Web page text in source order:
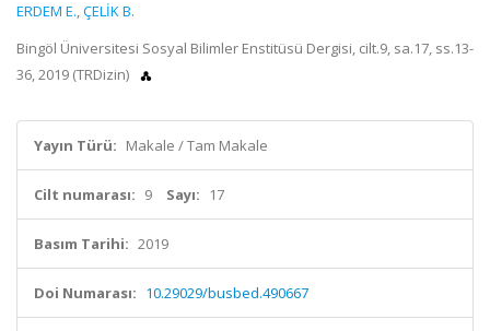
ERDEM E.,ÇELİK B.
Bingöl Üniversitesi Sosyal Bilimler Enstitüsü Dergisi, cilt.9, sa.17, ss.13-
36, 2019 (TRDizin)
Yayın Türü: Makale / Tam Makale
Cilt numarası: 9 Sayı: 17
Basım Tarihi: 2019
Doi Numarası: 10.29029/busbed.490667